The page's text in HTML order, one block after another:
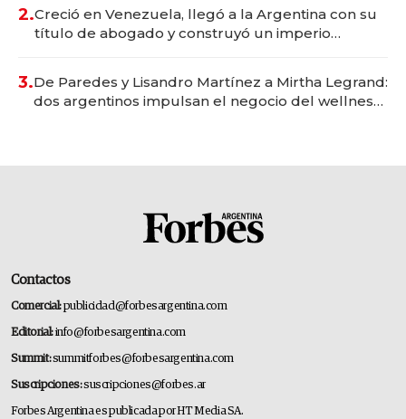
2.Creció en Venezuela, llegó a la Argentina con su
título de abogado y construyó un imperio
3.De Paredes y Lisandro Martínez a Mirtha Legrand:
dos argentinos impulsan el negocio del wellness
Contactos
Comercial:publicidad@forbesargentina.com
Editorial:info@forbesargentina.com
Summit:summitforbes@forbesargentina.com
Suscripciones:suscripciones@forbes.ar
Forbes Argentina es publicada por HT Media SA.